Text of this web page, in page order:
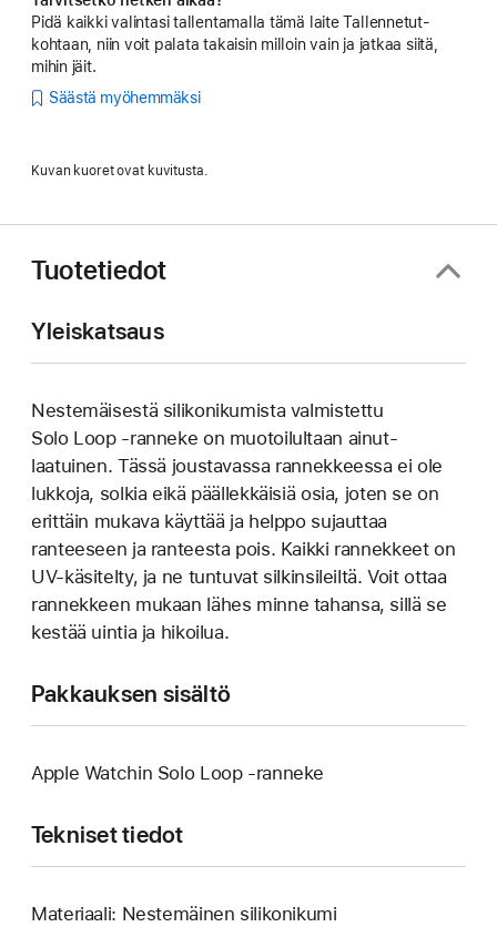
Pidä kaikki valintasi tallentamalla tämä laite Tallennetut-
kohtaan, niin voit palata takaisin milloin vain ja jatkaa siitä,
mihin jäit.
Säästä myöhemmäksi
Kuvan kuoret ovat kuvitusta.
Tuotetiedot
Yleiskatsaus
Nestemäisestä silikoni­kumista valmistettu
Solo Loop ‑ranneke on muotoilultaan ainut­
laatuinen. Tässä joustavassa rannek­keessa ei ole
lukkoja, solkia eikä päällek­käisiä osia, joten se on
erittäin mukava käyttää ja helppo sujauttaa
ranteeseen ja ranteesta pois. Kaikki rannekkeet on
UV-käsitelty, ja ne tuntuvat silkinsileiltä. Voit ottaa
rannekkeen mukaan lähes minne tahansa, sillä se
kestää uintia ja hikoilua.
Pakkauksen sisältö
Apple Watchin Solo Loop ‑ranneke
Tekniset tiedot
Materiaali: Nestemäinen silikonikumi